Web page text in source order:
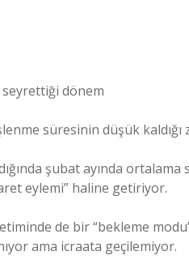
seyrettiği dönem
süresinin düşük kaldığı
şubat ayında ortalama
eylemi” haline getiriyor.
de bir “bekleme
ama icraata geçilemiyor.